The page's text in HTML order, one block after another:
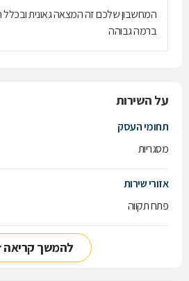
המחשבון שלכם זה המצאה גאונית ובכלל
ברמה גבוהה
על השירות
תחומי העסק
מסגריות
אזורי שירות
פתח תקווה
להמשך קריאה